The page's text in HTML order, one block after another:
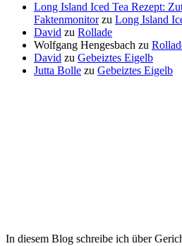
Long Island Iced Tea Rezept:
Faktenmonitorzu Long Island
David zu Rollade
Wolfgang Hengesbach zu
David zu Gebeiztes Eigelb
Jutta Bolle zu Gebeiztes Eigelb
In diesem Blog schreibe ich über